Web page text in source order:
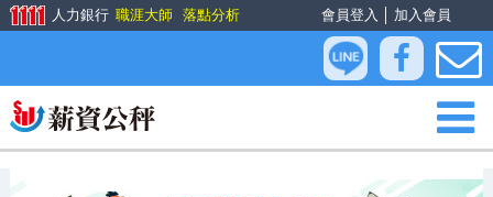
會員登入 加入會員
人力銀行 職涯大師 落點分析